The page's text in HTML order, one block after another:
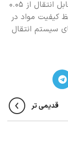
پلاستیک را داشته باشند. حداقل وزن مواد قابل انتقال از ۰.۰۵
کیفیت مواد در
سیستم انتقال
قدیمی تر